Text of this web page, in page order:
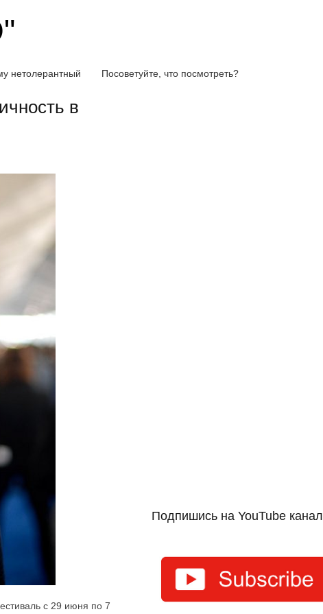
нетолерантный Посоветуйте, что посмотреть?
в
с 29 июня по 7
Подпишись на YouTube канал